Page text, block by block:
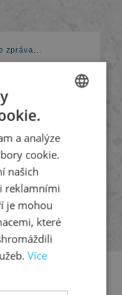
údajů
ODESLAT
ENGLISH
a analýze
cookie.
našich
reklamními
je mohou
které
Více